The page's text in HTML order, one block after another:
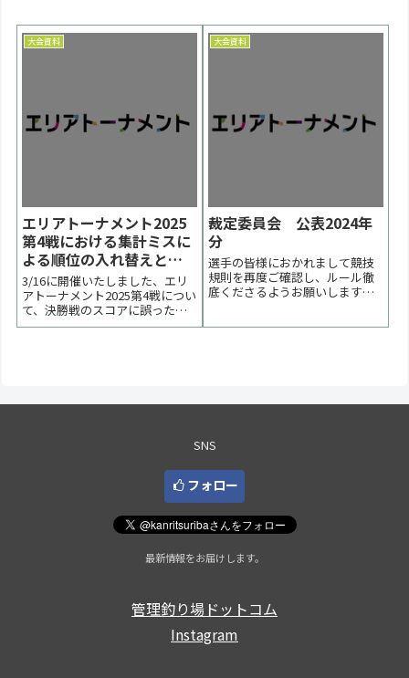
大会資料
エリアトーナメント2025
第4戦における集計ミスに
よる順位の入れ替えとお
詫び、再発防止について
3/16に開催いたしました、エリ
アトーナメント2025第4戦につい
て、決勝戦のスコアに誤った数
値が記入されてしまった問題が
大会資料
裁定委員会 公表2024年
分
選手の皆様におかれまして競技
規則を再度ご確認し、ルール徹
底くださるようお願いします。
SNS
フォロー
最新情報をお届けします。
管理釣り場ドットコム
Instagram